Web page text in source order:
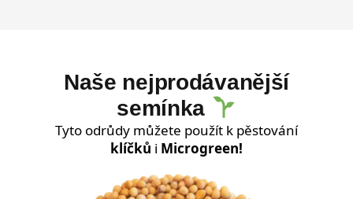
Naše nejprodávanější
semínka
Tyto odrůdy můžete použít k pěstování
klíčků i Microgreen!